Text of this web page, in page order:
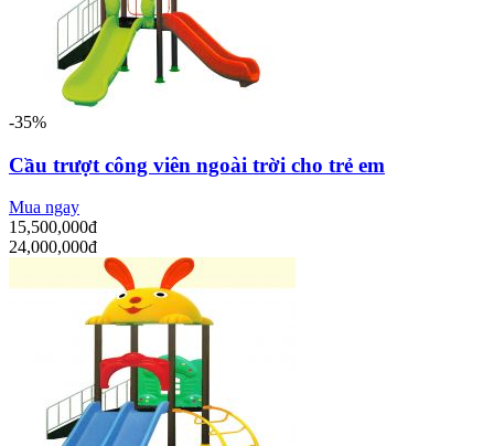
-35%
Cầu trượt công viên ngoài trời cho trẻ em
Mua ngay
15,500,000đ
24,000,000đ